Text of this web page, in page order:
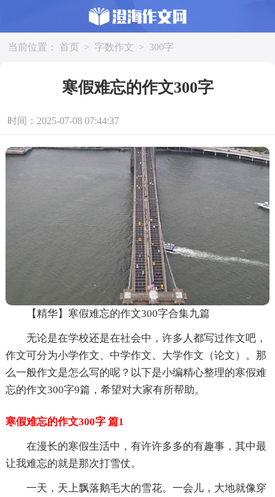
当前位置： 首页 > 字数作文 > 300字
寒假难忘的作文300字
时间：2025-07-08 07:44:37
【精华】寒假难忘的作文300字合集九篇
无论是在学校还是在社会中，许多人都写过作文吧，
作文可分为小学作文、中学作文、大学作文（论文）。那
么一般作文是怎么写的呢？以下是小编精心整理的寒假难
忘的作文300字9篇，希望对大家有所帮助。
寒假难忘的作文300字 篇1
在漫长的寒假生活中，有许许多多的有趣事，其中最
让我难忘的就是那次打雪仗。
一天，天上飘落鹅毛大的雪花。一会儿，大地就像穿